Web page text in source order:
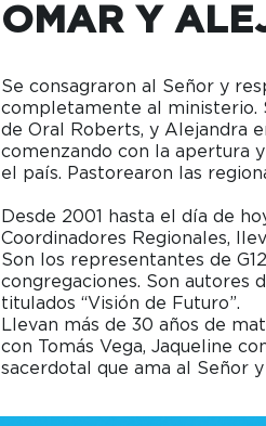
OMAR Y
Se consagraron al Señor y
completamente al ministerio.
de Oral Roberts, y Alejandra
comenzando con la apertura
el país. Pastorearon las
Desde 2001 hasta el día de
Coordinadores Regionales,
Son los representantes de
congregaciones. Son autores
titulados “Visión de Futuro”.
Llevan más de 30 años de
con Tomás Vega, Jaqueline
sacerdotal que ama al Señor